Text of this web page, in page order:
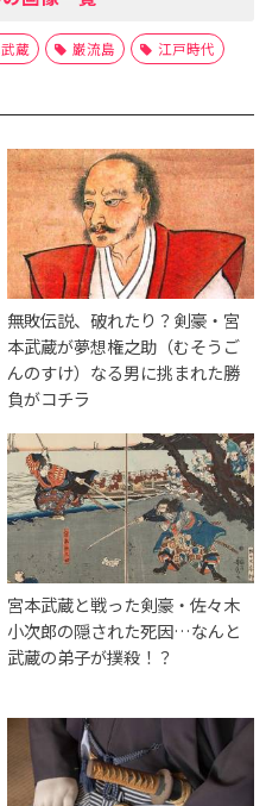
蔵 巌流島 江戸時代
無敗伝説、破れたり？剣豪・宮
本武蔵が夢想権之助（むそうご
んのすけ）なる男に挑まれた勝
負がコチラ
宮本武蔵と戦った剣豪・佐々木
小次郎の隠された死因…なんと
武蔵の弟子が撲殺！？